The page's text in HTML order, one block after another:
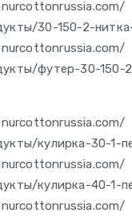
30-150-2-
футер-30-150-
кулирка-30-1-
кулирка-40-1-